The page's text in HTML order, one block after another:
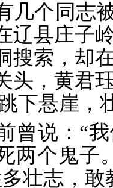
几个同志
辽县庄子
搜索，却
头，黄君
下悬崖，
曾说：“
两个鬼子
壮志，